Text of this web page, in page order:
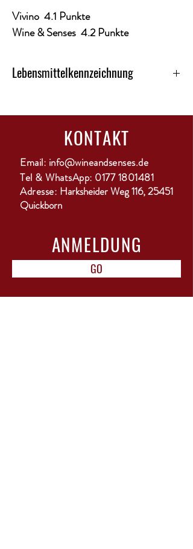
Vivino 4.1 Punkte
Wine & Senses 4.2 Punkte
Lebensmittelkennzeichnung
Restsüsse: ca. 2,0 g/L
Restsäure: ca. 6,9 g/L
Qualitätsstufe: AOP
Region: Aloxe-Corton, Burgund
Ausbau: Stahl, Reifung u.a. in Foudres
Enhält Sulfite: ja
Rebsorte: Pinot Noir
KONTAKT
Email: info@wineandsenses.de
Tel & WhatsApp: 0177 1801481
Adresse: Harksheider Weg 116, 25451
Quickborn
ANMELDUNG
GO